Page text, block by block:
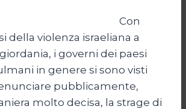
Con
della violenza israeliana a
i governi dei paesi
in genere si sono visti
pubblicamente,
molto decisa, la strage di